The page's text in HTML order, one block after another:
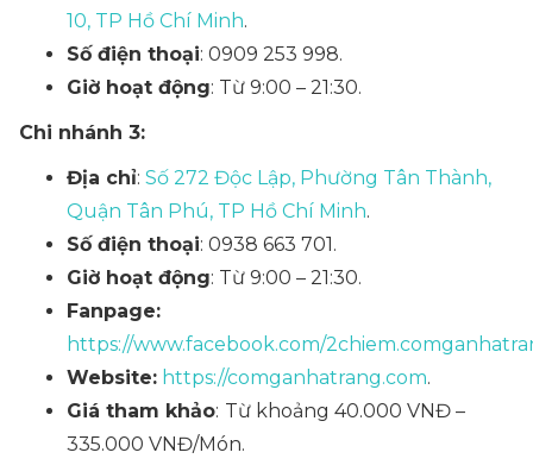
10, TP Hồ Chí Minh.
Số điện thoại: 0909 253 998.
Giờ hoạt động: Từ 9:00 – 21:30.
Chi nhánh 3:
Địa chỉ: Số 272 Độc Lập, Phường Tân Thành,
Quận Tân Phú, TP Hồ Chí Minh.
Số điện thoại: 0938 663 701.
Giờ hoạt động: Từ 9:00 – 21:30.
Fanpage:
https://www.facebook.com/
Website: https://comganhatrang.com.
Giá tham khảo: Từ khoảng 40.000 VNĐ –
335.000 VNĐ/Món.